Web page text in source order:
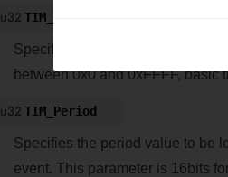
u32 TIM_Prescaler
Specifies the prescaler value
between 0x0 and 0xFFFF, basic
u32 TIM_Period
Specifies the period value to be
event. This parameter is 16bits